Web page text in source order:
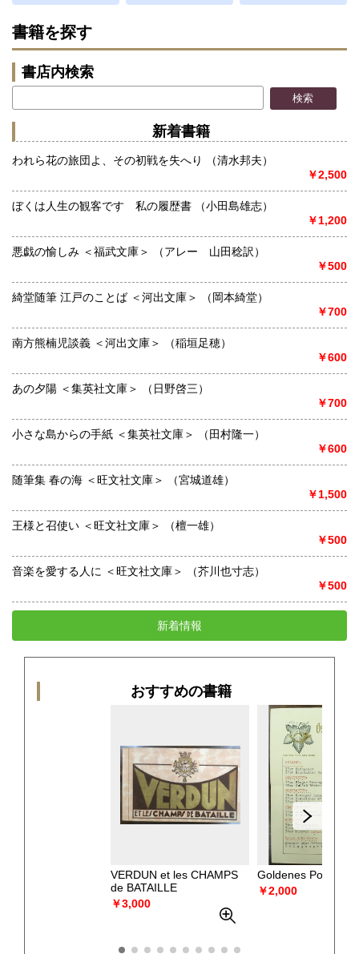
書籍を探す
書店内検索
新着書籍
われら花の旅団よ、その初戦を失へり （清水邦夫）
￥2,500
ぼくは人生の観客です 私の履歴書 （小田島雄志）
￥1,200
悪戯の愉しみ ＜福武文庫＞ （アレー 山田稔訳）
￥500
綺堂随筆 江戸のことば ＜河出文庫＞ （岡本綺堂）
￥700
南方熊楠児談義 ＜河出文庫＞ （稲垣足穂）
￥600
あの夕陽 ＜集英社文庫＞ （日野啓三）
￥700
小さな島からの手紙 ＜集英社文庫＞ （田村隆一）
￥600
随筆集 春の海 ＜旺文社文庫＞ （宮城道雄）
￥1,500
王様と召使い ＜旺文社文庫＞ （檀一雄）
￥500
音楽を愛する人に ＜旺文社文庫＞ （芥川也寸志）
￥500
新着情報
おすすめの書籍
VERDUN et les CHAMPS
de BATAILLE
￥3,000
Goldenes Posthorn
￥2,000